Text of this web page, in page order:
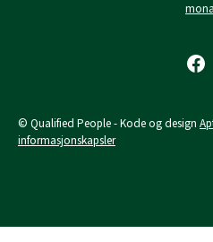
© Qualified People - Kode og design
informasjonskapsler